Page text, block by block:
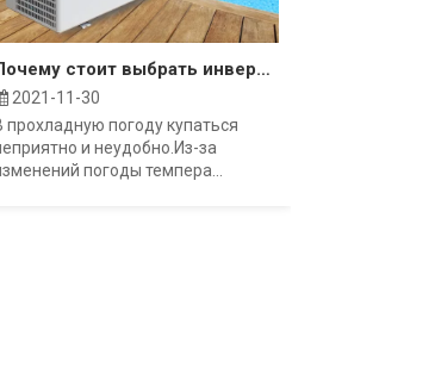
Почему стоит выбрать инверторный тепловой насос для обогрева бассейна?
2021-11-30
прохладную погоду купаться
и неудобно.Из-за
погоды темпера...